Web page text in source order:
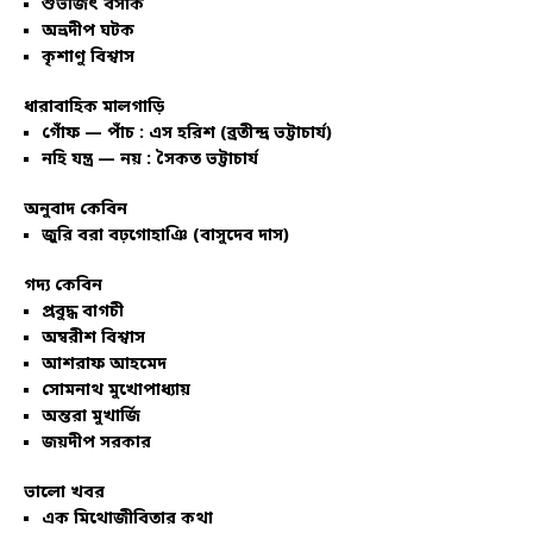
শুভজিৎ বসাক
অভ্রদীপ ঘটক
কৃশাণু বিশ্বাস
ধারাবাহিক মালগাড়ি
গোঁফ — পাঁচ : এস হরিশ (ব্রতীন্দ্র ভট্টাচার্য)
নহি যন্ত্র — নয় : সৈকত ভট্টাচার্য
অনুবাদ কেবিন
জুরি বরা বঢ়গোহাঞি (বাসুদেব দাস)
গদ্য কেবিন
প্রবুদ্ধ বাগচী
অম্বরীশ বিশ্বাস
আশরাফ আহমেদ
সোমনাথ মুখোপাধ্যায়
অন্তরা মুখার্জি
জয়দীপ সরকার
ভালো খবর
এক মিথোজীবিতার কথা